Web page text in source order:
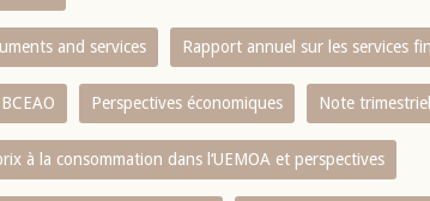
and services Rapport annuel sur les services
Perspectives économiques Note
à la consommation dans l‘UEMOA et perspectives